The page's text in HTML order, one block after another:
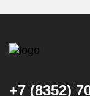
+7 (8352)